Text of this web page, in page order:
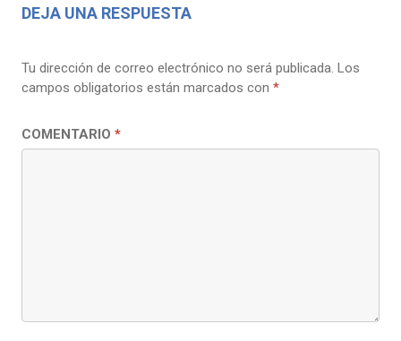
DEJA UNA RESPUESTA
Tu dirección de correo electrónico no será publicada. Los
campos obligatorios están marcados con *
COMENTARIO *